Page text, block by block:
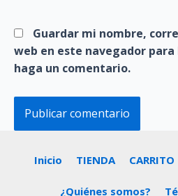
Guardar mi nombre,
web en este navegador
haga un comentario.
Inicio TIENDA CARRITO
¿Quiénes somos?